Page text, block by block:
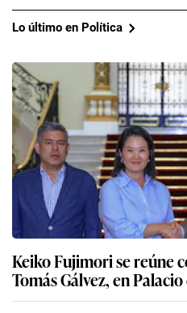
Lo último en Política
Keiko Fujimori se reúne
Tomás Gálvez, en